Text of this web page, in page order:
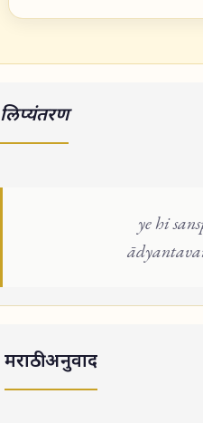
लिप्यंतरण
ye hi
मराठी अनुवाद